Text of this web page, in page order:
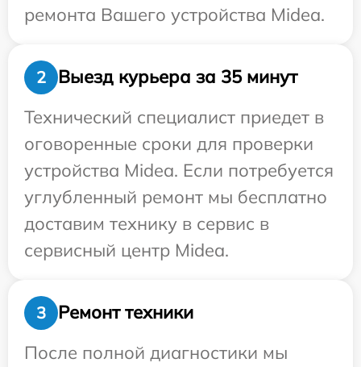
ремонта Вашего устройства Midea.
2
Выезд курьера за 35 минут
Технический специалист приедет в
оговоренные сроки для проверки
устройства Midea. Если потребуется
углубленный ремонт мы бесплатно
доставим технику в сервис в
сервисный центр Midea.
3
Ремонт техники
После полной диагностики мы